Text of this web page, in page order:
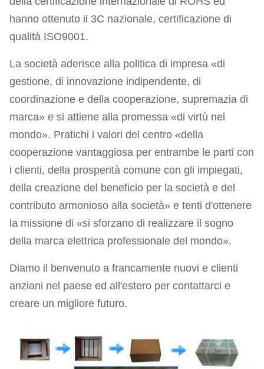
hanno ottenuto il 3C nazionale, certificazione di
qualità ISO9001.
La società aderisce alla politica di impresa «di
gestione, di innovazione indipendente, di
coordinazione e della cooperazione, supremazia di
marca» e si attiene alla promessa «di virtù nel
mondo». Pratichi i valori del centro «della
cooperazione vantaggiosa per entrambe le parti con
i clienti, della prosperità comune con gli impiegati,
della creazione del beneficio per la società e del
contributo armonioso alla società» e tenti d'ottenere
la missione di «si sforzano di realizzare il sogno
della marca elettrica professionale del mondo».
Diamo il benvenuto a francamente nuovi e clienti
anziani nel paese ed all'estero per contattarci e
creare un migliore futuro.